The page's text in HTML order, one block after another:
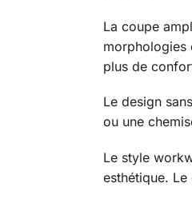
La coupe
morphologies
plus de
Le design
ou une
Le style
esthétique.